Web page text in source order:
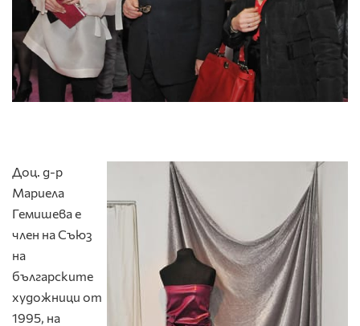
Доц. д-р
Мариела
Гемишева е
член на Съюз
на
българските
художници от
1995, на